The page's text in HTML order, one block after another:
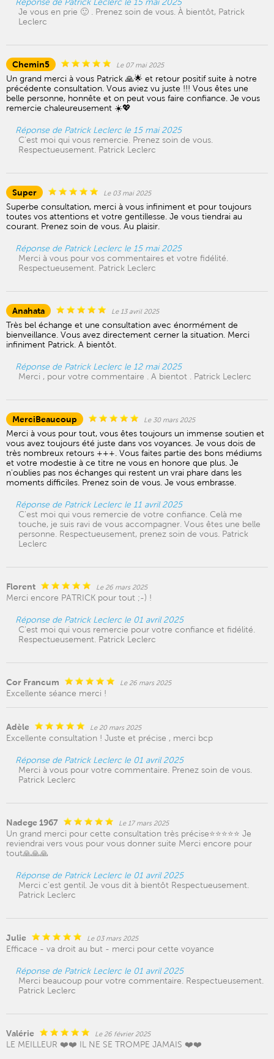
Je vous en prie 🙂 . Prenez soin de vous. À bientôt, Patrick
Leclerc
Chemin5 Le 07 mai 2025
Un grand merci à vous Patrick 🙏🌟 et retour positif suite à notre
précédente consultation. Vous aviez vu juste !!! Vous êtes une
belle personne, honnête et on peut vous faire confiance. Je vous
remercie chaleureusement ☀️💖
Réponse de Patrick Leclerc le 15 mai 2025
C'est moi qui vous remercie. Prenez soin de vous.
Respectueusement. Patrick Leclerc
Super Le 03 mai 2025
Superbe consultation, merci à vous infiniment et pour toujours
toutes vos attentions et votre gentillesse. Je vous tiendrai au
courant. Prenez soin de vous. Au plaisir.
Réponse de Patrick Leclerc le 15 mai 2025
Merci à vous pour vos commentaires et votre fidélité.
Respectueusement. Patrick Leclerc
Anahata Le 13 avril 2025
Très bel échange et une consultation avec énormément de
bienveillance. Vous avez directement cerner la situation. Merci
infiniment Patrick. A bientôt.
Réponse de Patrick Leclerc le 12 mai 2025
Merci , pour votre commentaire . A bientot . Patrick Leclerc
MerciBeaucoup Le 30 mars 2025
Merci à vous pour tout, vous êtes toujours un immense soutien et
vous avez toujours été juste dans vos voyances. Je vous dois de
très nombreux retours +++. Vous faites partie des bons médiums
et votre modestie à ce titre ne vous en honore que plus. Je
n'oublies pas nos échanges qui restent un vrai phare dans les
moments difficiles. Prenez soin de vous. Je vous embrasse.
Réponse de Patrick Leclerc le 11 avril 2025
C'est moi qui vous remercie de votre confiance. Celà me
touche, je suis ravi de vous accompagner. Vous êtes une belle
personne. Respectueusement, prenez soin de vous. Patrick
Leclerc
Florent Le 26 mars 2025
Merci encore PATRICK pour tout ;-) !
Réponse de Patrick Leclerc le 01 avril 2025
C'est moi qui vous remercie pour votre confiance et fidélité.
Respectueusement. Patrick Leclerc
Cor Francum Le 26 mars 2025
Excellente séance merci !
Adèle Le 20 mars 2025
Excellente consultation ! Juste et précise , merci bcp
Réponse de Patrick Leclerc le 01 avril 2025
Merci à vous pour votre commentaire. Prenez soin de vous.
Patrick Leclerc
Nadege 1967 Le 17 mars 2025
Un grand merci pour cette consultation très précise⭐️⭐️⭐️⭐️⭐️ Je
reviendrai vers vous pour vous donner suite Merci encore pour
tout🙏🙏🙏
Réponse de Patrick Leclerc le 01 avril 2025
Merci c'est gentil. Je vous dit à bientôt Respectueusement.
Patrick Leclerc
Julie Le 03 mars 2025
Efficace - va droit au but - merci pour cette voyance
Réponse de Patrick Leclerc le 01 avril 2025
Merci beaucoup pour votre commentaire. Respectueusement.
Patrick Leclerc
Valérie Le 26 février 2025
LE MEILLEUR ❤️❤️ IL NE SE TROMPE JAMAIS ❤️❤️